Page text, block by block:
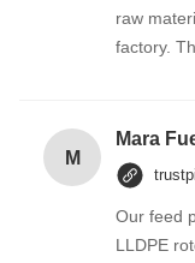
raw
factory.
leakage
materials.
M
Our feed
LLDPE